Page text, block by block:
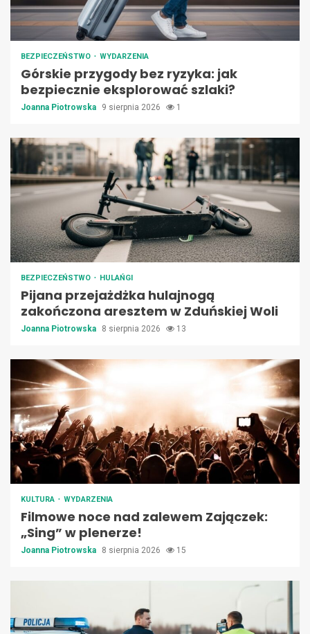
BEZPIECZEŃSTWO WYDARZENIA
Górskie przygody bez ryzyka: jak
bezpiecznie eksplorować szlaki?
Joanna Piotrowska 9 sierpnia 2026 1
BEZPIECZEŃSTWO HULAŃGI
Pijana przejażdżka hulajnogą
zakończona aresztem w Zduńskiej Woli
Joanna Piotrowska 8 sierpnia 2026 13
KULTURA WYDARZENIA
Filmowe noce nad zalewem Zajączek:
„Sing” w plenerze!
Joanna Piotrowska 8 sierpnia 2026 15